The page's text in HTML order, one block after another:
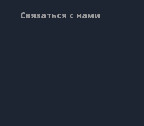
Связаться с нами